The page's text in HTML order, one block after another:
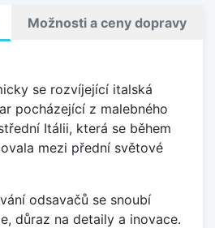
Možnosti a ceny dopravy
se rozvíjející italská
pocházející z malebného
Itálii, která se během
mezi přední světové
odsavačů se snoubí
důraz na detaily a inovace.